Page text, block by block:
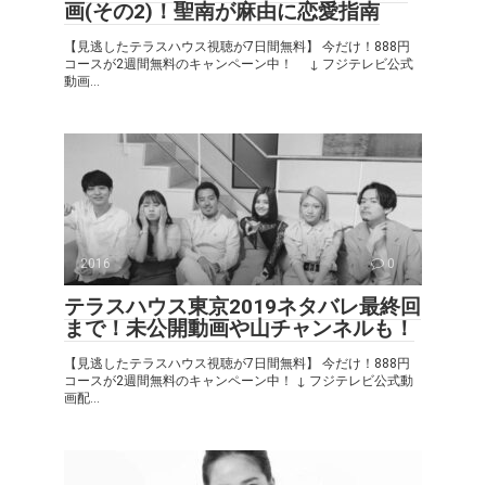
画(その2)！聖南が麻由に恋愛指南
【見逃したテラスハウス視聴が7日間無料】 今だけ！888円
コースが2週間無料のキャンペーン中！ ↓ フジテレビ公式
動画...
2016 0
テラスハウス東京2019ネタバレ最終回
まで！未公開動画や山チャンネルも！
【見逃したテラスハウス視聴が7日間無料】 今だけ！888円
コースが2週間無料のキャンペーン中！ ↓ フジテレビ公式動
画配...